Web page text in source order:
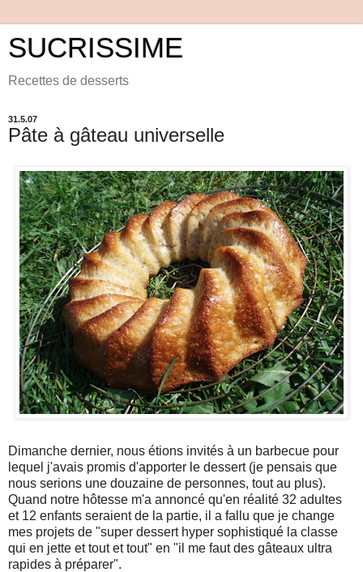
SUCRISSIME
Recettes de desserts
31.5.07
Pâte à gâteau universelle
Dimanche dernier, nous étions invités à un barbecue pour
lequel j'avais promis d'apporter le dessert (je pensais que
nous serions une douzaine de personnes, tout au plus).
Quand notre hôtesse m'a annoncé qu'en réalité 32 adultes
et 12 enfants seraient de la partie, il a fallu que je change
mes projets de "super dessert hyper sophistiqué la classe
qui en jette et tout et tout" en "il me faut des gâteaux ultra
rapides à préparer".